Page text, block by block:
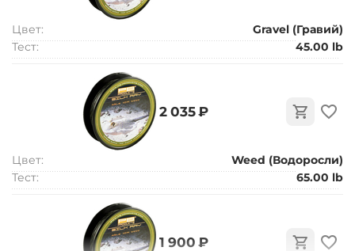
Цвет:
Gravel (Гравий)
Тест:
45.00 lb
‍2 035‍ ₽
Цвет:
Weed (Водоросли)
Тест:
65.00 lb
‍1 900‍ ₽